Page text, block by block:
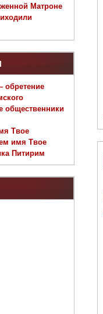
Матроне
обретение
общественники
Твое
имя Твое
Питирим